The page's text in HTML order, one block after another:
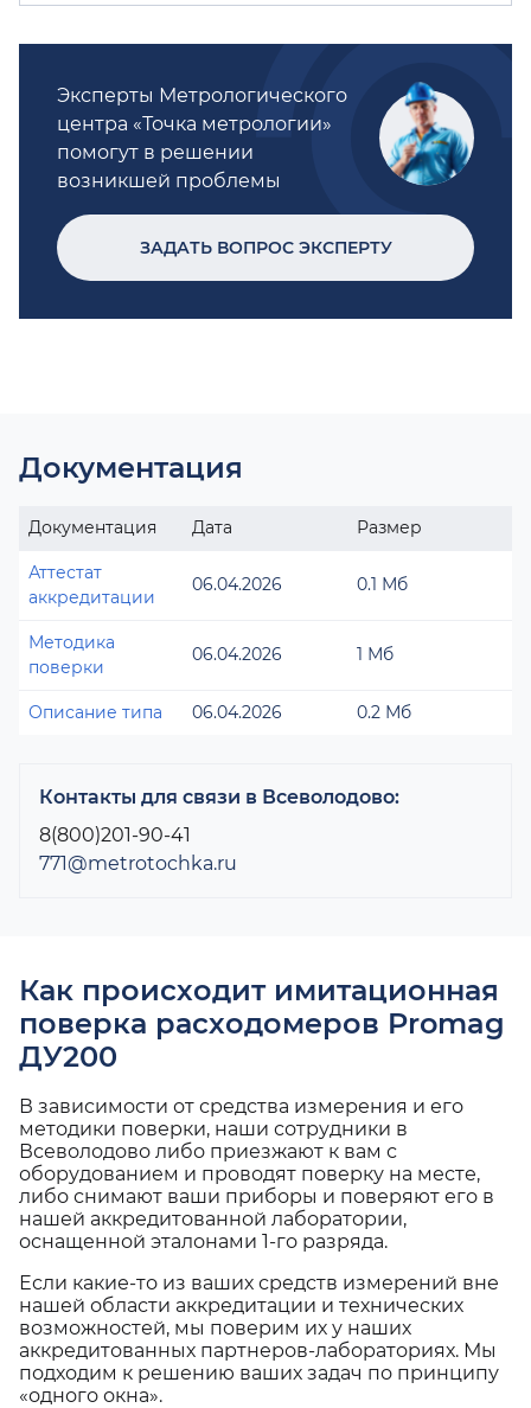
Эксперты Метрологического
центра «Точка метрологии»
помогут в решении
возникшей проблемы
ЗАДАТЬ ВОПРОС ЭКСПЕРТУ
Документация
Документация Дата Размер
Аттестат
аккредитации
06.04.2026 0.1 Мб
Методика
поверки
06.04.2026 1 Мб
Описание типа 06.04.2026 0.2 Мб
Контакты для связи в Всеволодово:
8(800)201-90-41
771@metrotochka.ru
Как происходит имитационная
поверка расходомеров Promag
ДУ200
В зависимости от средства измерения и его
методики поверки, наши сотрудники в
Всеволодово либо приезжают к вам с
оборудованием и проводят поверку на месте,
либо снимают ваши приборы и поверяют его в
нашей аккредитованной лаборатории,
оснащенной эталонами 1-го разряда.
Если какие-то из ваших средств измерений вне
нашей области аккредитации и технических
возможностей, мы поверим их у наших
аккредитованных партнеров-лабораториях. Мы
подходим к решению ваших задач по принципу
«одного окна».